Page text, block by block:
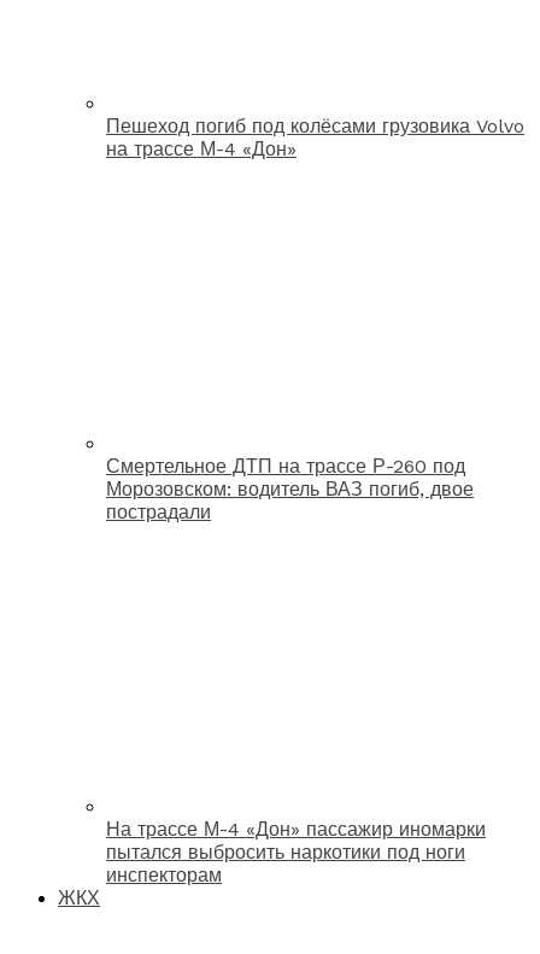
Пешеход погиб под колёсами грузовика Volvo
на трассе М-4 «Дон»
Смертельное ДТП на трассе Р-260 под
Морозовском: водитель ВАЗ погиб, двое
пострадали
На трассе М-4 «Дон» пассажир иномарки
пытался выбросить наркотики под ноги
инспекторам
ЖКХ